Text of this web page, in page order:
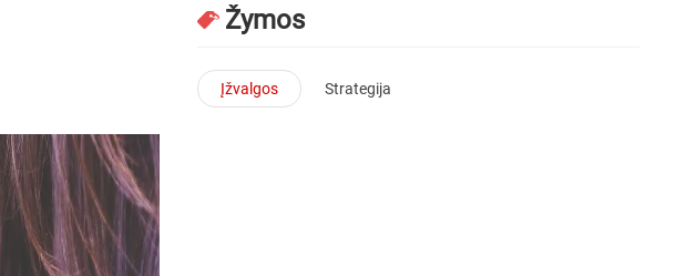
Žymos
Įžvalgos Strategija